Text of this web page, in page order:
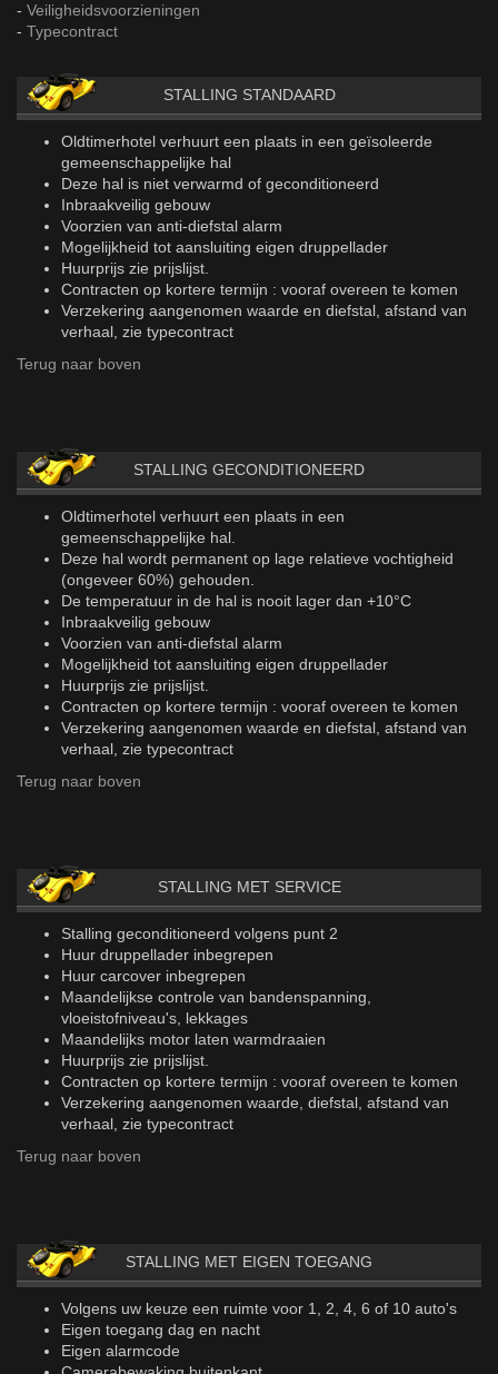
- Veiligheidsvoorzieningen
- Typecontract
STALLING STANDAARD
Oldtimerhotel verhuurt een plaats in een geïsoleerde
gemeenschappelijke hal
Deze hal is niet verwarmd of geconditioneerd
Inbraakveilig gebouw
Voorzien van anti-diefstal alarm
Mogelijkheid tot aansluiting eigen druppellader
Huurprijs zie prijslijst.
Contracten op kortere termijn : vooraf overeen te komen
Verzekering aangenomen waarde en diefstal, afstand van
verhaal, zie typecontract
Terug naar boven
STALLING GECONDITIONEERD
Oldtimerhotel verhuurt een plaats in een
gemeenschappelijke hal.
Deze hal wordt permanent op lage relatieve vochtigheid
(ongeveer 60%) gehouden.
De temperatuur in de hal is nooit lager dan +10°C
Inbraakveilig gebouw
Voorzien van anti-diefstal alarm
Mogelijkheid tot aansluiting eigen druppellader
Huurprijs zie prijslijst.
Contracten op kortere termijn : vooraf overeen te komen
Verzekering aangenomen waarde en diefstal, afstand van
verhaal, zie typecontract
Terug naar boven
STALLING MET SERVICE
Stalling geconditioneerd volgens punt 2
Huur druppellader inbegrepen
Huur carcover inbegrepen
Maandelijkse controle van bandenspanning,
vloeistofniveau's, lekkages
Maandelijks motor laten warmdraaien
Huurprijs zie prijslijst.
Contracten op kortere termijn : vooraf overeen te komen
Verzekering aangenomen waarde, diefstal, afstand van
verhaal, zie typecontract
Terug naar boven
STALLING MET EIGEN TOEGANG
Volgens uw keuze een ruimte voor 1, 2, 4, 6 of 10 auto's
Eigen toegang dag en nacht
Eigen alarmcode